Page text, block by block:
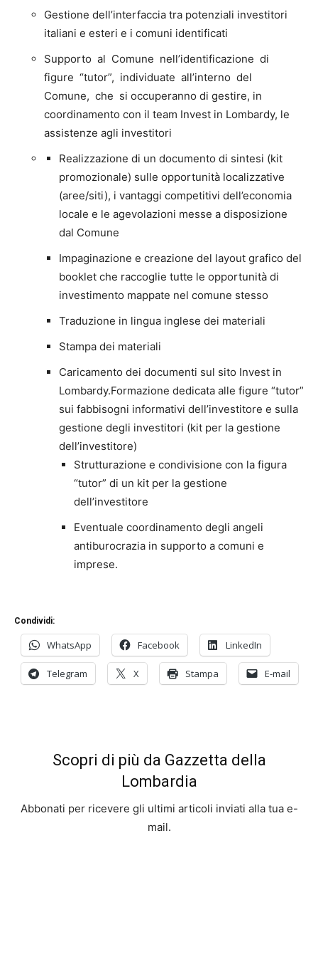
Gestione dell’interfaccia tra potenziali investitori
italiani e esteri e i comuni identificati
Supporto al Comune nell’identificazione di
figure “tutor”, individuate all’interno del
Comune, che si occuperanno di gestire, in
coordinamento con il team Invest in Lombardy, le
assistenze agli investitori
Realizzazione di un documento di sintesi (kit
promozionale) sulle opportunità localizzative
(aree/siti), i vantaggi competitivi dell’economia
locale e le agevolazioni messe a disposizione
dal Comune
Impaginazione e creazione del layout grafico del
booklet che raccoglie tutte le opportunità di
investimento mappate nel comune stesso
Traduzione in lingua inglese dei materiali
Stampa dei materiali
Caricamento dei documenti sul sito Invest in
Lombardy.Formazione dedicata alle figure “tutor”
sui fabbisogni informativi dell’investitore e sulla
gestione degli investitori (kit per la gestione
dell’investitore)
Strutturazione e condivisione con la figura
“tutor” di un kit per la gestione
dell’investitore
Eventuale coordinamento degli angeli
antiburocrazia in supporto a comuni e
imprese.
Condividi:
WhatsApp Facebook LinkedIn
Telegram X Stampa E-mail
Scopri di più da Gazzetta della
Lombardia
Abbonati per ricevere gli ultimi articoli inviati alla tua e-
mail.